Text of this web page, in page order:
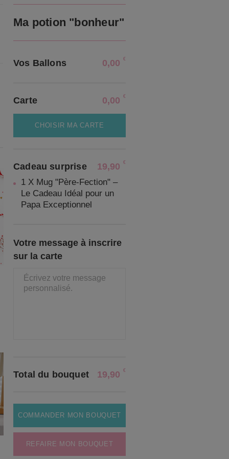
Ma potion "bonheur"
Vos Ballons 0,00 €
Carte 0,00 €
CHOISIR MA CARTE
Cadeau surprise 19,90 €
1 X Mug "Père-Fection" –
Le Cadeau Idéal pour un
Papa Exceptionnel
Votre message à inscrire
sur la carte
Total du bouquet 19,90 €
COMMANDER MON BOUQUET
REFAIRE MON BOUQUET